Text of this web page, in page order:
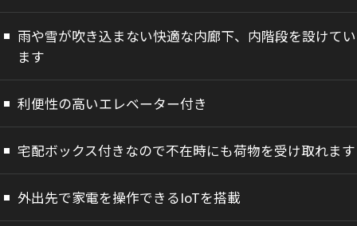
雨や雪が吹き込まない快適な内廊下、内階段を設けてい
ます
利便性の高いエレベーター付き
宅配ボックス付きなので不在時にも荷物を受け取れます
外出先で家電を操作できるIoTを搭載